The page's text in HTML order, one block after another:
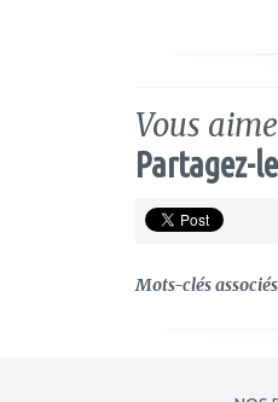
Vous
Partagez-
Mots-clés